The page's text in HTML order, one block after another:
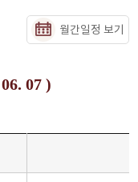
월간일정 보기
07 )